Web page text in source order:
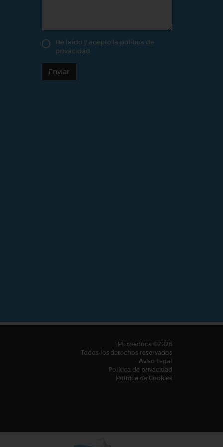
He leído y acepto la política de
privacidad
Enviar
Pictoeduca ©2026
Todos los derechos reservados
Aviso Legal
Política de privacidad
Política de Cookies